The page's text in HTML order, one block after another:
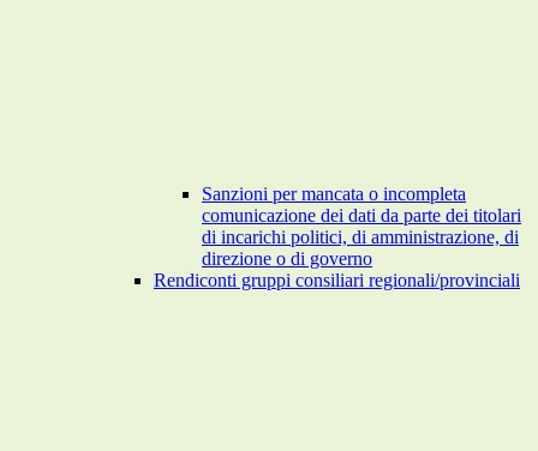
Sanzioni per mancata o incompleta
comunicazione dei dati da parte dei titolari
di incarichi politici, di amministrazione, di
direzione o di governo
Rendiconti gruppi consiliari regionali/provinciali